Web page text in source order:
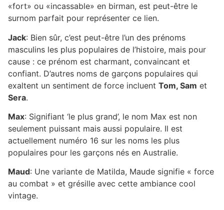
«fort» ou «incassable» en birman, est peut-être le
surnom parfait pour représenter ce lien.
Jack: Bien sûr, c’est peut-être l’un des prénoms
masculins les plus populaires de l’histoire, mais pour
cause : ce prénom est charmant, convaincant et
confiant. D’autres noms de garçons populaires qui
exaltent un sentiment de force incluent Tom, Sam et
Sera.
Max: Signifiant ‘le plus grand’, le nom Max est non
seulement puissant mais aussi populaire. Il est
actuellement numéro 16 sur les noms les plus
populaires pour les garçons nés en Australie.
Maud: Une variante de Matilda, Maude signifie « force
au combat » et grésille avec cette ambiance cool
vintage.